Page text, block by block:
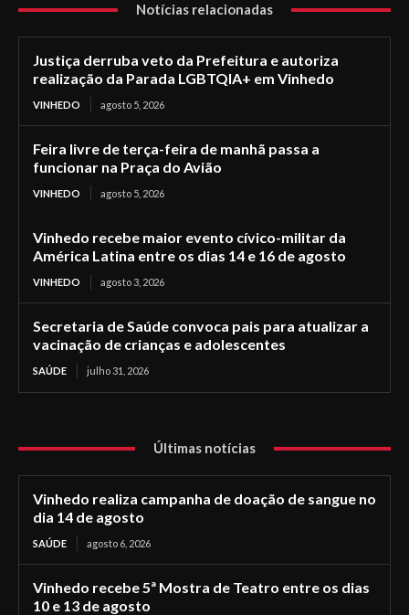
Notícias relacionadas
Justiça derruba veto da Prefeitura e autoriza
realização da Parada LGBTQIA+ em Vinhedo
VINHEDO agosto 5, 2026
Feira livre de terça-feira de manhã passa a
funcionar na Praça do Avião
VINHEDO agosto 5, 2026
Vinhedo recebe maior evento cívico-militar da
América Latina entre os dias 14 e 16 de agosto
VINHEDO agosto 3, 2026
Secretaria de Saúde convoca pais para atualizar a
vacinação de crianças e adolescentes
SAÚDE julho 31, 2026
Últimas notícias
Vinhedo realiza campanha de doação de sangue no
dia 14 de agosto
SAÚDE agosto 6, 2026
Vinhedo recebe 5ª Mostra de Teatro entre os dias
10 e 13 de agosto